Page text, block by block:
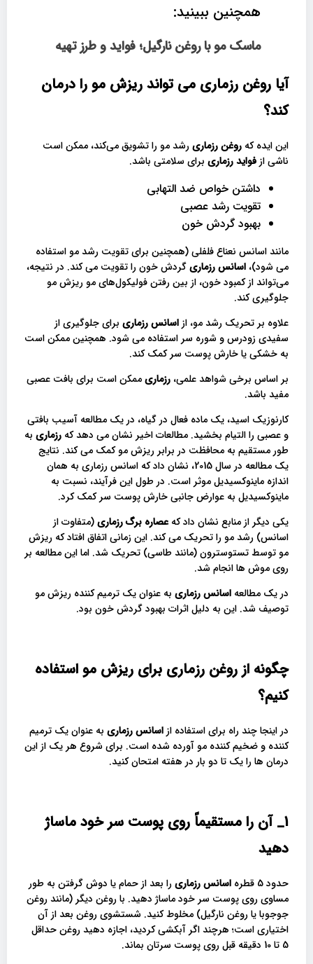
همچنین ببینید:
ماسک مو با روغن نارگیل؛ فواید و طرز تهیه
آیا روغن رزماری می تواند ریزش مو را درمان
کند؟
این ایده که روغن رزماریرشد مو را تشویق می‌کند، ممکن است
ناشی از فواید رزماری برای سلامتی باشد.
داشتن خواص ضد التهابی
تقویت رشد عصبی
بهبود گردش خون
مانند اسانس نعناع فلفلی (همچنین برای تقویت رشد مو استفاده
می شود)، اسانس رزماریگردش خون را تقویت می کند. در نتیجه،
می‌تواند از کمبود خون، از بین رفتن فولیکول‌های مو ریزش مو
جلوگیری کند.
علاوه بر تحریک رشد مو، از اسانس رزماری برای جلوگیری از
سفیدی زودرس و شوره سر استفاده می شود. همچنین ممکن است
به خشکی یا خارش پوست سر کمک کند.
بر اساس برخی شواهد علمی، رزماریممکن است برای بافت عصبی
مفید باشد.
کارنوزیک اسید، یک ماده فعال در گیاه، در یک مطالعه آسیب بافتی
و عصبی را التیام بخشید. مطالعات اخیر نشان می دهد که رزماری به
طور مستقیم به محافظت در برابر ریزش مو کمک می کند. نتایج
یک مطالعه در سال 2015، نشان داد که اسانس رزماری به همان
اندازه ماینوکسیدیل موثر است. در طول این فرآیند، نسبت به
ماینوکسیدیل به عوارض جانبی خارش پوست سر کمک کرد.
یکی دیگر از منابع نشان داد که عصاره برگ رزماری(متفاوت از
اسانس) رشد مو را تحریک می کند. این زمانی اتفاق افتاد که ریزش
مو توسط تستوسترون (مانند طاسی) تحریک شد. اما این مطالعه بر
روی موش ها انجام شد.
در یک مطالعه اسانس رزماری به عنوان یک ترمیم کننده ریزش مو
توصیف شد. این به دلیل اثرات بهبود گردش خون بود.
چگونه از روغن رزماری برای ریزش مو استفاده
کنیم؟
در اینجا چند راه برای استفاده از اسانس رزماری به عنوان یک ترمیم
کننده و ضخیم کننده مو آورده شده است. برای شروع هر یک از این
درمان ها را یک تا دو بار در هفته امتحان کنید.
1_ آن را مستقیماً روی پوست سر خود ماساژ
دهید
حدود 5 قطره اسانس رزماریرا بعد از حمام یا دوش گرفتن به طور
مساوی روی پوست سر خود ماساژ دهید. با روغن دیگر (مانند روغن
جوجوبا یا روغن نارگیل) مخلوط کنید. شستشوی روغن بعد از آن
اختیاری است؛ هرچند اگر آبکشی کردید، اجازه دهید روغن حداقل
5 تا 10 دقیقه قبل روی پوست سرتان بماند.